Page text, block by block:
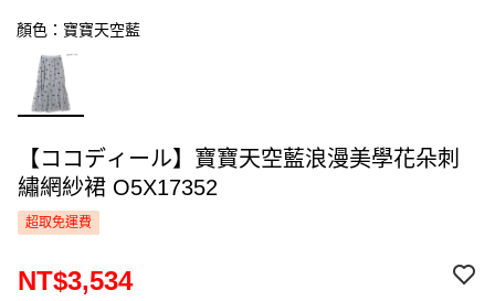
顏色：寶寶天空藍
【ココディール】寶寶天空藍浪漫美學花朵刺
繡網紗裙 O5X17352
超取免運費
NT$3,534